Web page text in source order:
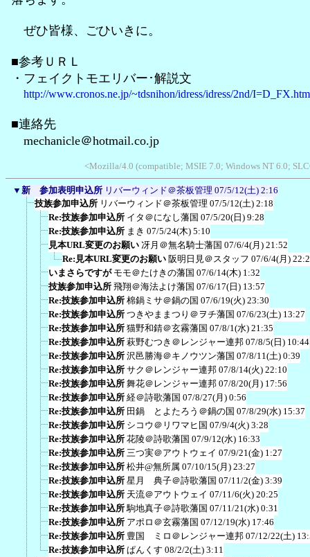
ぜひ皆様、ごひいきに。
■参考ＵＲＬ
・フェイクトモエリバー･解説文
http://www.cronos.ne.jp/~tdsnihon/idress/idress/2nd/
■連絡先
mechanicle＠hotmail.co.jp
<Mozilla/4.0 (compatible; MSIE 7.0; Windows NT 6.0;
▼ 新 参加表明申込所 リバーウィンド＠茶板管理 07/5/12(土) 2:16
技族参加申込所 リバーウィンド＠茶板管理 07/5/12(土) 2:18
Re:技族参加申込所 イタ＠になし藩国 07/5/20(日) 9:28
Re:技族参加申込所 まき 07/5/24(木) 5:10
見本URL変更のお願い 冴月＠無名騎士藩国 07/6/4(月) 21:52
Re:見本URL変更のお願い 阪明日見＠スタッフ 07/6/4(月)
いまさらですが モモ＠たけきの藩国 07/6/14(木) 1:32
技族参加申込所 飛翔＠海法よけ藩国 07/6/17(日) 13:57
Re:技族参加申込所 棉鍋ミサ＠鍋の国 07/6/19(火) 23:30
Re:技族参加申込所 つきやままつり＠ヲチ藩国 07/6/23(土) 13:27
Re:技族参加申込所 猫野和錆＠玄霧藩国 07/8/1(水) 21:35
Re:技族参加申込所 萩野むつき＠レンジャー連邦 07/8/5(日) 10:44
Re:技族参加申込所 沢邑勝海＠キノウツン藩国 07/8/11(土) 0:39
Re:技族参加申込所 サク＠レンジャー連邦 07/8/14(火) 22:10
Re:技族参加申込所 舞花＠レンジャー連邦 07/8/20(月) 17:56
Re:技族参加申込所 経＠詩歌藩国 07/8/27(月) 0:56
Re:技族参加申込所 田鍋 とよたろう＠鍋の国 07/8/29(水) 15:37
Re:技族参加申込所 シコウ＠リワマヒ国 07/9/4(火) 3:28
Re:技族参加申込所 花陵＠詩歌藩国 07/9/12(水) 16:33
Re:技族参加申込所 三つ実＠アウトウェイ 07/9/21(金) 1:27
Re:技族参加申込所 松井@無所属 07/10/15(月) 23:27
Re:技族参加申込所 星月 典子＠詩歌藩国 07/11/2(金) 3:39
Re:技族参加申込所 天流＠アウトウェイ 07/11/6(火) 20:25
Re:技族参加申込所 駒地真子＠詩歌藩国 07/11/21(水) 0:31
Re:技族参加申込所 アポロ＠玄霧藩国 07/12/19(水) 17:46
Re:技族参加申込所 豊国 ミロ＠レンジャー連邦 07/12/22(土)
Re:技族参加申込所 ぱんくす 08/2/2(土) 3:11